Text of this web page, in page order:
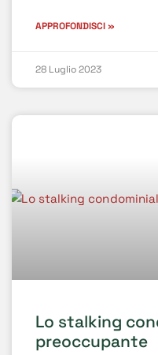
APPROFONDISCI »
28 Luglio 2023
Lo stalking
preoccupante